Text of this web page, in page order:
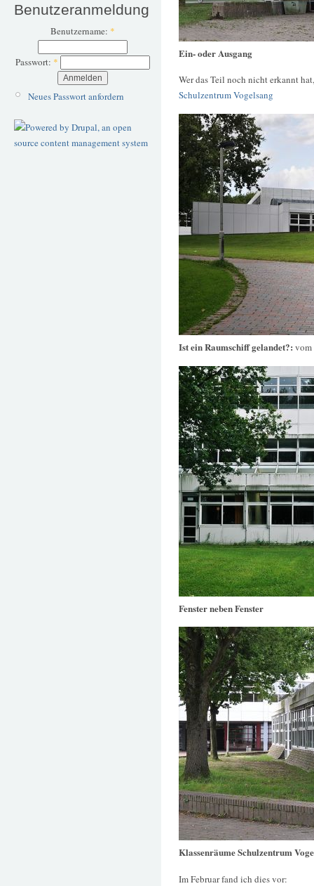
Benutzeranmeldung
Benutzername: *
Passwort: *
Neues Passwort anfordern
Ein- oder Ausgang
Wer das Teil noch nicht erkannt
Schulzentrum Vogelsang
Ist ein Raumschiff gelandet?: vom
Fenster neben Fenster
Klassenräume Schulzentrum
Im Februar fand ich dies vor: